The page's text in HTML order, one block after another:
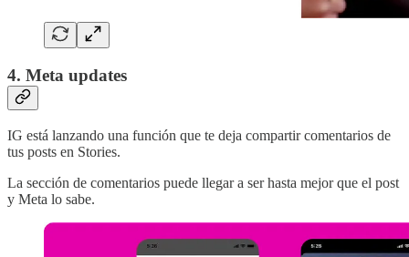
4. Meta updates
IG está lanzando una función que te deja compartir comentarios de
tus posts en Stories.
La sección de comentarios puede llegar a ser hasta mejor que el post
y Meta lo sabe.